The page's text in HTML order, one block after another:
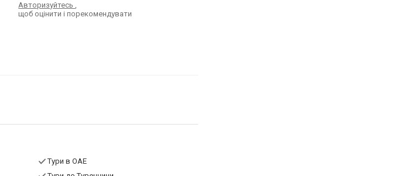
Авторизуйтесь,
щоб оцінити і порекомендувати
Тури в ОАЕ